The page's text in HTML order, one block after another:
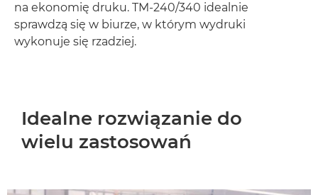
na ekonomię druku. TM-240/340 idealnie
sprawdzą się w biurze, w którym wydruki
wykonuje się rzadziej.
Idealne rozwiązanie do
wielu zastosowań